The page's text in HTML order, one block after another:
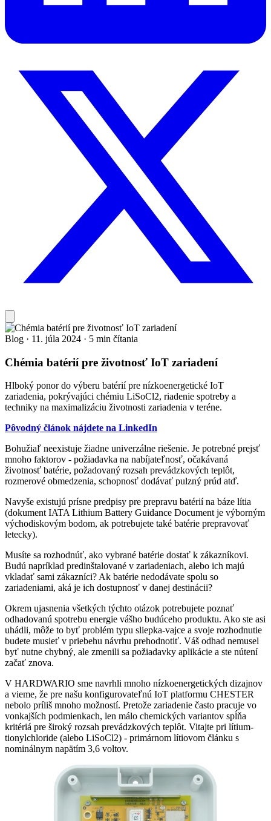
Blog · 11. júla 2024 · 5 min čítania
Chémia batérií pre životnosť IoT zariadení
Hlboký ponor do výberu batérií pre nízkoenergetické IoT
zariadenia, pokrývajúci chémiu LiSoCl2, riadenie spotreby a
techniky na maximalizáciu životnosti zariadenia v teréne.
Pôvodný článok nájdete na LinkedIn
Bohužiaľ neexistuje žiadne univerzálne riešenie. Je potrebné prejsť
mnoho faktorov - požiadavka na nabíjateľnosť, očakávaná
životnosť batérie, požadovaný rozsah prevádzkových teplôt,
rozmerové obmedzenia, schopnosť dodávať pulzný prúd atď.
Navyše existujú prísne predpisy pre prepravu batérií na báze lítia
(dokument IATA Lithium Battery Guidance Document je výborným
východiskovým bodom, ak potrebujete také batérie prepravovať
letecky).
Musíte sa rozhodnúť, ako vybrané batérie dostať k zákazníkovi.
Budú napríklad predinštalované v zariadeniach, alebo ich majú
vkladať sami zákazníci? Ak batérie nedodávate spolu so
zariadeniami, aká je ich dostupnosť v danej destinácii?
Okrem ujasnenia všetkých týchto otázok potrebujete poznať
odhadovanú spotrebu energie vášho budúceho produktu. Ako ste asi
uhádli, môže to byť problém typu sliepka-vajce a svoje rozhodnutie
budete musieť v priebehu návrhu prehodnotiť. Váš odhad nemusel
byť nutne chybný, ale zmenili sa požiadavky aplikácie a ste nútení
začať znova.
V HARDWARIO sme navrhli mnoho nízkoenergetických dizajnov
a vieme, že pre našu konfigurovateľnú IoT platformu CHESTER
nebolo príliš mnoho možností. Pretože zariadenie často pracuje vo
vonkajších podmienkach, len málo chemických variantov spĺňa
kritériá pre široký rozsah prevádzkových teplôt. Vitajte pri lítium-
tionylchloride (alebo LiSoCl2) - primárnom lítiovom článku s
nominálnym napätím 3,6 voltov.